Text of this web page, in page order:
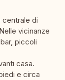
centrale di
vicinanze
piccoli
casa.
e circa